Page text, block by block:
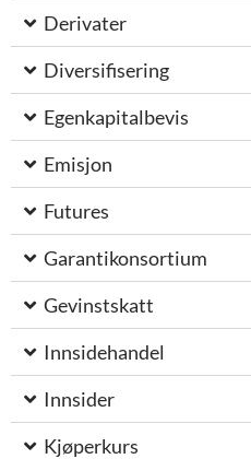
Derivater
Diversifisering
Egenkapitalbevis
Emisjon
Futures
Garantikonsortium
Gevinstskatt
Innsidehandel
Innsider
Kjøperkurs